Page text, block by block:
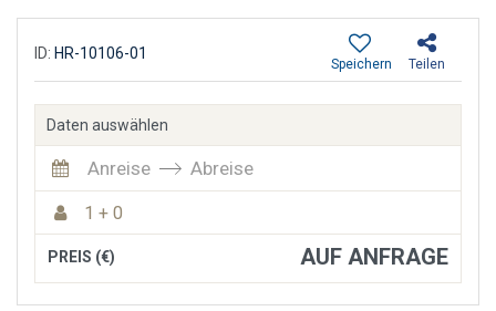
ID: HR-10106-01
Teilen
Speichern
Daten auswählen
Anreise Abreise
1 + 0
PREIS (€) AUF ANFRAGE